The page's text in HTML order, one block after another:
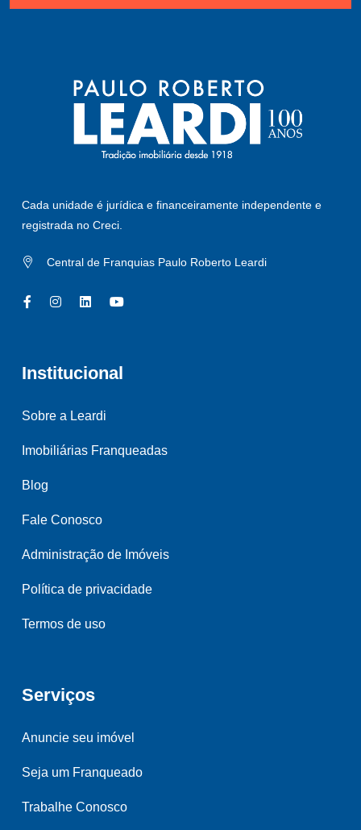
Cada unidade é jurídica e financeiramente independente e
registrada no Creci.
Central de Franquias Paulo Roberto Leardi
Institucional
Sobre a Leardi
Imobiliárias Franqueadas
Blog
Fale Conosco
Administração de Imóveis
Política de privacidade
Termos de uso
Serviços
Anuncie seu imóvel
Seja um Franqueado
Trabalhe Conosco